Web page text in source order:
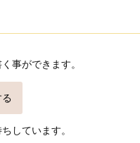
事ができます。
しています。